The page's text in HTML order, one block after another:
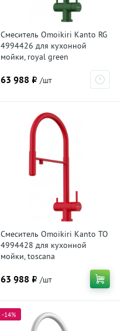
Смеситель Omoikiri Kanto RG
4994426 для кухонной
мойки, royal green
63 988 ₽ /шт
Смеситель Omoikiri Kanto TO
4994428 для кухонной
мойки, toscana
63 988 ₽ /шт
-14%